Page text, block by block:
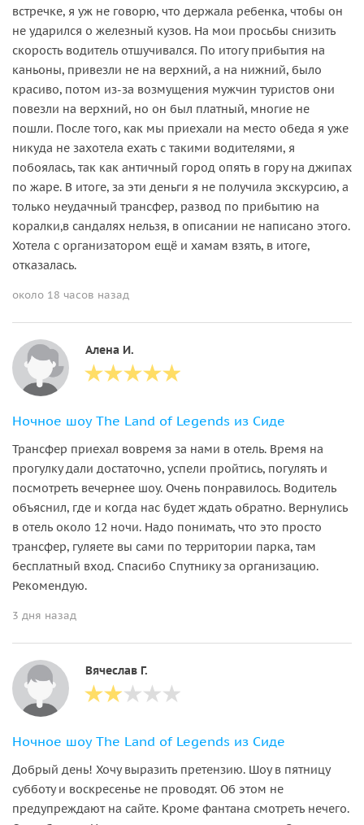
встречке, я уж не говорю, что держала ребенка, чтобы он
не ударился о железный кузов. На мои просьбы снизить
скорость водитель отшучивался. По итогу прибытия на
каньоны, привезли не на верхний, а на нижний, было
красиво, потом из-за возмущения мужчин туристов они
повезли на верхний, но он был платный, многие не
пошли. После того, как мы приехали на место обеда я уже
никуда не захотела ехать с такими водителями, я
побоялась, так как античный город опять в гору на джипах
по жаре. В итоге, за эти деньги я не получила экскурсию, а
только неудачный трансфер, развод по прибытию на
коралки,в сандалях нельзя, в описании не написано этого.
Хотела с организатором ещё и хамам взять, в итоге,
отказалась.
около 18 часов назад
Алена И.
Ночное шоу The Land of Legends из Сиде
Трансфер приехал вовремя за нами в отель. Время на
прогулку дали достаточно, успели пройтись, погулять и
посмотреть вечернее шоу. Очень понравилось. Водитель
объяснил, где и когда нас будет ждать обратно. Вернулись
в отель около 12 ночи. Надо понимать, что это просто
трансфер, гуляете вы сами по территории парка, там
бесплатный вход. Спасибо Спутнику за организацию.
Рекомендую.
3 дня назад
Вячеслав Г.
Ночное шоу The Land of Legends из Сиде
Добрый день! Хочу выразить претензию. Шоу в пятницу
субботу и воскресенье не проводят. Об этом не
предупреждают на сайте. Кроме фантана смотреть нечего.